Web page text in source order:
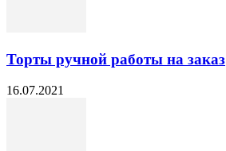
Торты ручной работы на заказ
16.07.2021